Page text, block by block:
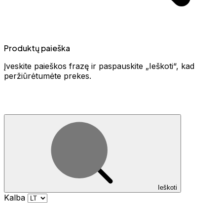
Produktų paieška
Įveskite paieškos frazę ir paspauskite „Ieškoti“, kad
peržiūrėtumėte prekes.
Ieškoti
Kalba